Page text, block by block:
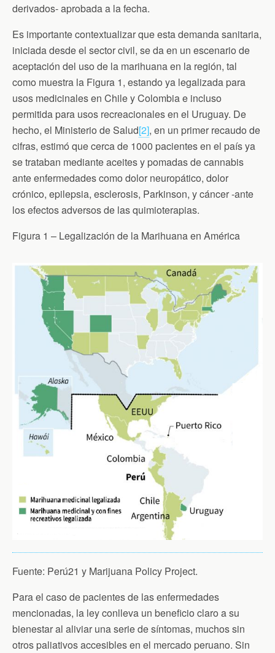
derivados- aprobada a la fecha.
Es importante contextualizar que esta demanda sanitaria,
iniciada desde el sector civil, se da en un escenario de
aceptación del uso de la marihuana en la región, tal
como muestra la Figura 1, estando ya legalizada para
usos medicinales en Chile y Colombia e incluso
permitida para usos recreacionales en el Uruguay. De
hecho, el Ministerio de Salud[2], en un primer recaudo de
cifras, estimó que cerca de 1000 pacientes en el país ya
se trataban mediante aceites y pomadas de cannabis
ante enfermedades como dolor neuropático, dolor
crónico, epilepsia, esclerosis, Parkinson, y cáncer -ante
los efectos adversos de las quimioterapias.
Figura 1 – Legalización de la Marihuana en América
Fuente: Perú21 y Marijuana Policy Project.
Para el caso de pacientes de las enfermedades
mencionadas, la ley conlleva un beneficio claro a su
bienestar al aliviar una serie de síntomas, muchos sin
otros paliativos accesibles en el mercado peruano. Sin